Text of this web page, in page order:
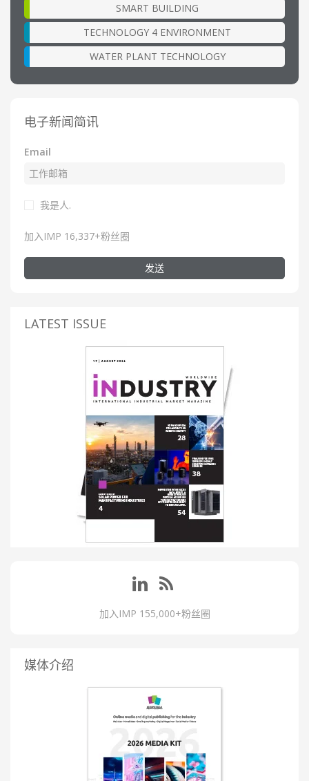
SMART BUILDING
TECHNOLOGY 4 ENVIRONMENT
WATER PLANT TECHNOLOGY
电子新闻简讯
Email
我是人.
加入IMP 16,337+粉丝圈
发送
LATEST ISSUE
加入IMP 155,000+粉丝圈
媒体介绍